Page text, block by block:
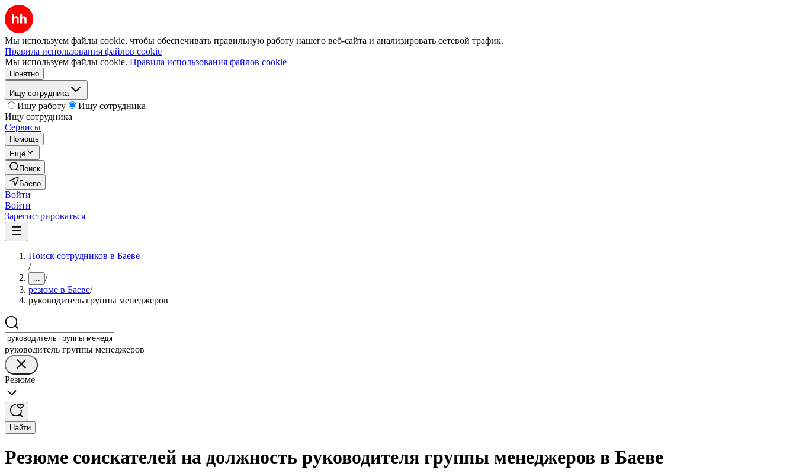
Мы используем файлы cookie, чтобы обеспечивать правильную работу нашего веб-сайта и анализировать сетевой трафик.
Правила использования файлов cookie
Мы используем файлы cookie. Правила использования файлов cookie
Понятно
Ищу сотрудника
Ищу работу
Ищу сотрудника
Ищу сотрудника
Сервисы
Помощь
Ещё
Поиск
Баево
Войти
Войти
Зарегистрироваться
Поиск сотрудников в Баеве
/
... /
резюме в Баеве/
руководитель группы менеджеров
руководитель группы менеджеров
Резюме
Найти
Резюме соискателей на должность руководителя группы менеджеров в Баеве